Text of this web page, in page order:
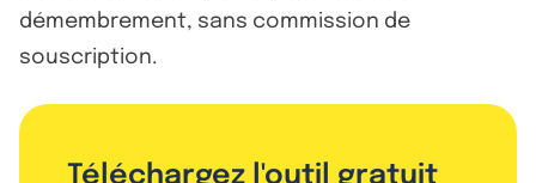
démembrement, sans commission de
souscription.
Téléchargez l'outil gratuit